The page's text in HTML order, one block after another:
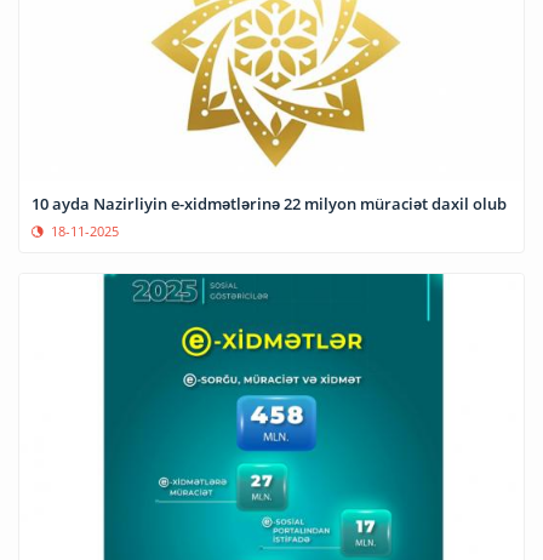
10 ayda Nazirliyin e-xidmətlərinə 22 milyon müraciət daxil olub
18-11-2025